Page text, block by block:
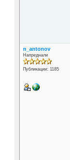
n_antonov
Напреднали
Публикации: 1185